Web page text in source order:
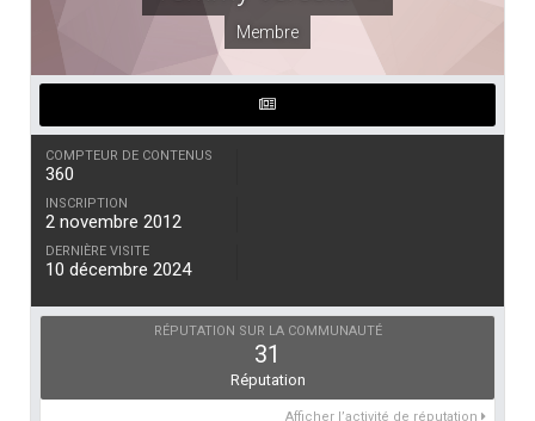
Membre
COMPTEUR DE CONTENUS
360
INSCRIPTION
2 novembre 2012
DERNIÈRE VISITE
10 décembre 2024
RÉPUTATION SUR LA COMMUNAUTÉ
31
Réputation
Afficher l’activité de réputation